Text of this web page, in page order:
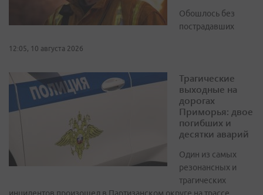
Обошлось без
пострадавших
12:05, 10 августа 2026
Трагические
выходные на
дорогах
Приморья: двое
погибших и
десятки аварий
Один из самых
резонансных и
трагических